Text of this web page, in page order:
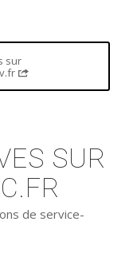
sur
SUR
de service-